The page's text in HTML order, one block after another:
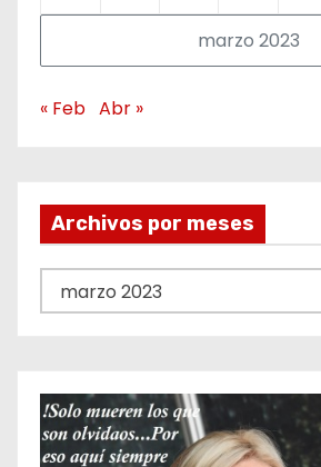
marzo 2023
« Feb Abr »
Archivos por meses
r
v